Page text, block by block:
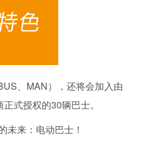
、MAN），还将会加入由
式授权的30辆巴士。
未来：电动巴士！